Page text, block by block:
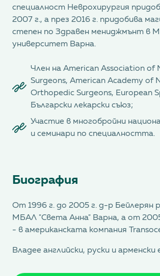
специалност Неврохирургия
2007 г., а през 2016 г. придобива
степен по Здравен мениджмънт в
университет Варна.
Член на American Association of
Surgeons, American Academy of
Orthopedic Surgeons, European
Български лекарски съюз;
Участие в многобройни
и семинари по специалността.
Биография
От 1996 г. до 2005 г. д-р Бейлерян
МБАЛ "Света Анна" Варна, а от
- в американската компания
Владее английски, руски и арменски